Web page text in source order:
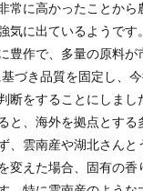
常に高かったことか
気に出ているようです。
豊作で、多量の原料
づき品質を固定し、
断をすることにしまし
と、海外を拠点とす
、雲南産や湖北さんと
変えた場合、固有の